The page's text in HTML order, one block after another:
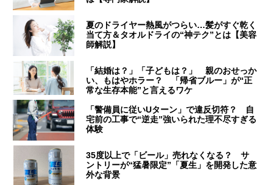
夏のドライヤー熱風がつらい…髪がすぐ乾く
当て方＆タオルドライの“神テク”とは【美容
師解説】
「結婚は？」「子どもは？」 親のおせっか
い、もはやホラー？ 「帰省ブルー」が“正
常な生存本能”と言えるワケ
「警備員に従いUターン」で違反切符？ 自
宅前の工事で“逆走”強いられた理不尽すぎる
体験
35度以上で「ビール」売れなくなる？ サ
ントリーが“猛暑限定”「夏生」を開発した意
外な背景